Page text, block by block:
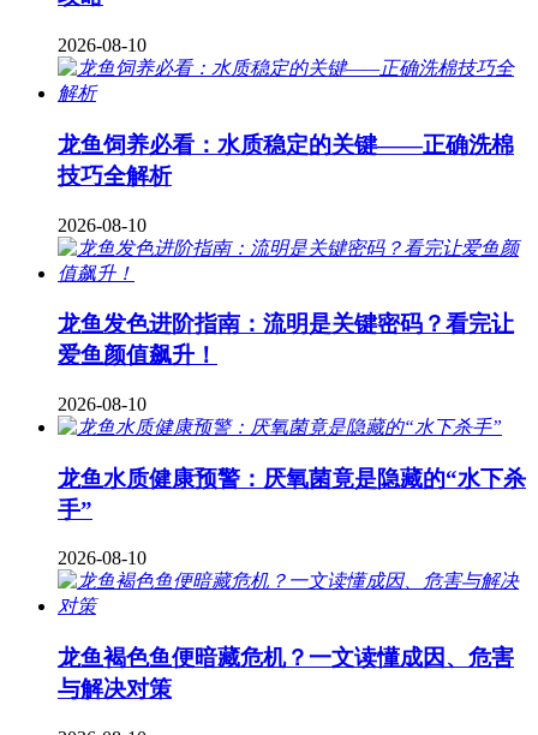
2026-08-10
龙鱼饲养必看：水质稳定的关键——正确洗棉
技巧全解析
2026-08-10
龙鱼发色进阶指南：流明是关键密码？看完让
爱鱼颜值飙升！
2026-08-10
龙鱼水质健康预警：厌氧菌竟是隐藏的“水下杀
手”
2026-08-10
龙鱼褐色鱼便暗藏危机？一文读懂成因、危害
与解决对策